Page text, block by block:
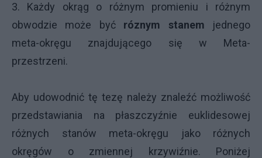
3. Każdy okrąg o różnym promieniu i różnym
obwodzie może być róznym stanem jednego
meta-okręgu znajdującego się w Meta-
przestrzeni.
Aby udowodnić tę tezę należy znaleźć możliwość
przedstawiania na płaszczyźnie euklidesowej
różnych stanów meta-okręgu jako różnych
okręgów o zmiennej krzywiźnie. Poniżej